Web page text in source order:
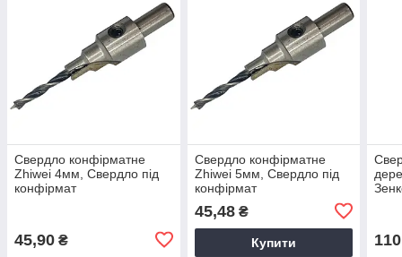
Свердло конфірматне
Zhiwei 4мм, Свердло під
конфірмат
45,90 ₴
Свердло конфірматне
Zhiwei 5мм, Свердло під
конфірмат
45,48₴
Купити